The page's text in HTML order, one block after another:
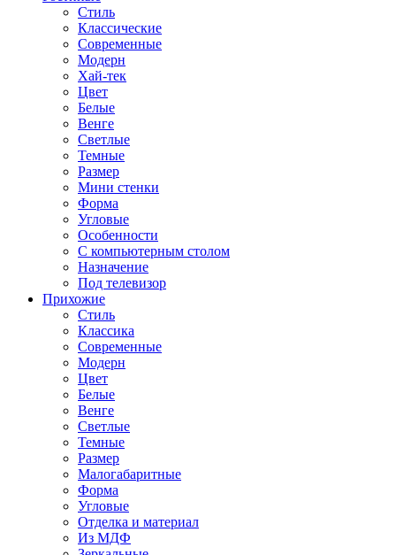
Стиль
Классические
Современные
Модерн
Хай-тек
Цвет
Белые
Венге
Светлые
Темные
Размер
Мини стенки
Форма
Угловые
Особенности
С компьютерным столом
Назначение
Под телевизор
Прихожие
Стиль
Классика
Современные
Модерн
Цвет
Белые
Венге
Светлые
Темные
Размер
Малогабаритные
Форма
Угловые
Отделка и материал
Из МДФ